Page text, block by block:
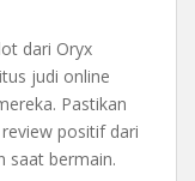
dari Oryx
judi online
Pastikan
positif dari
saat bermain.